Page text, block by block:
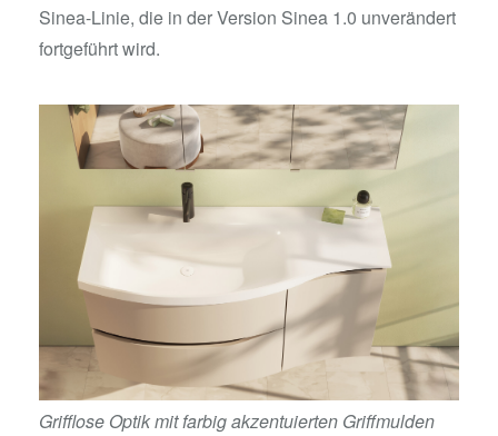
Sinea-Linie, die in der Version Sinea 1.0 unverändert
fortgeführt wird.
Grifflose Optik mit farbig akzentuierten Griffmulden